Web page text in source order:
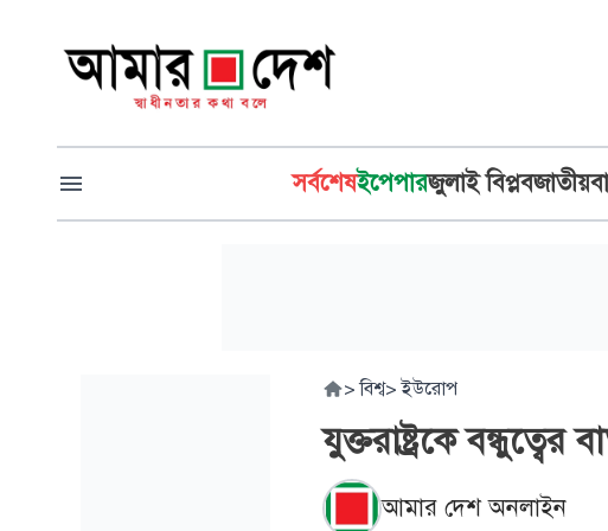
সর্বশেষইপেপারজুলাই বিপ্লবজাতীয়
> বিশ্ব> ইউরোপ
যুক্তরাষ্ট্রকে বন্ধুত্বের
আমার দেশ অনলাইন